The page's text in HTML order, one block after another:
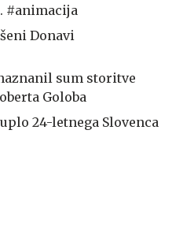
#animacija
Donavi
sum storitve
Goloba
24-letnega Slovenca